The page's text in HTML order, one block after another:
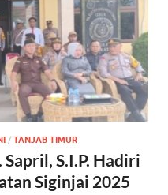
/ TANJAB TIMUR
S.I.P. Hadiri
Siginjai 2025